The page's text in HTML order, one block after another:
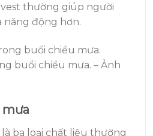
thường giúp người
năng động hơn.
buổi chiều mưa. – Ảnh
mưa
ba loại chất liệu thường